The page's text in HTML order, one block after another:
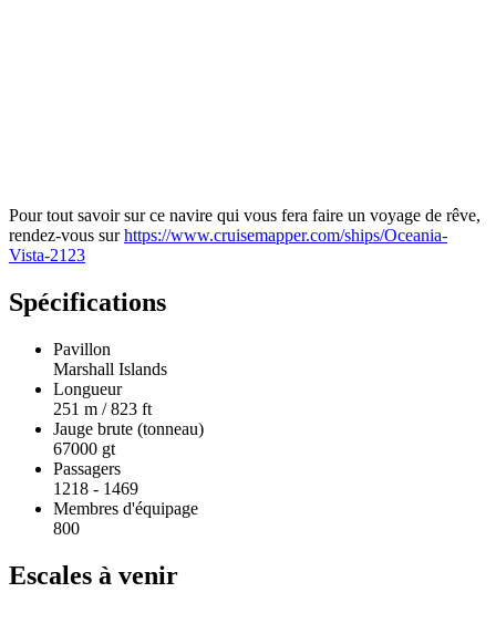
Pour tout savoir sur ce navire qui vous fera faire un voyage de rêve,
rendez-vous surhttps://www.cruisemapper.com/ships/Oceania-
Vista-2123
Spécifications
Pavillon
Marshall Islands
Longueur
251 m / 823 ft
Jauge brute (tonneau)
67000 gt
Passagers
1218 - 1469
Membres d'équipage
800
Escales à venir